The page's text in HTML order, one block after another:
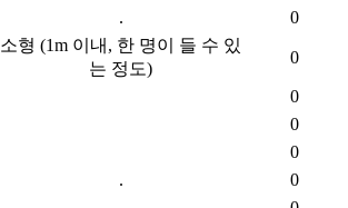
. 0
소형 (1m 이내, 한 명이 들 수 있
는 정도)
0
0
0
0
.
0